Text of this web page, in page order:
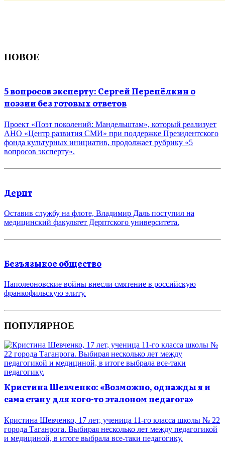
НОВОЕ
5 вопросов эксперту: Сергей Перепёлкин о
поэзии без готовых ответов
Проект «Поэт поколений: Мандельштам», который реализует
АНО «Центр развития СМИ» при поддержке Президентского
фонда культурных инициатив, продолжает рубрику «5
вопросов эксперту».
Дерпт
Оставив службу на флоте, Владимир Даль поступил на
медицинский факультет Дерптского университета.
Безъязыкое общество
Наполеоновские войны внесли смятение в российскую
франкофильскую элиту.
ПОПУЛЯРНОЕ
Кристина Шевченко: «Возможно, однажды я и
сама стану для кого-то эталоном педагога»
Кристина Шевченко, 17 лет, ученица 11-го класса школы № 22
города Таганрога. Выбирая несколько лет между педагогикой
и медициной, в итоге выбрала все-таки педагогику.